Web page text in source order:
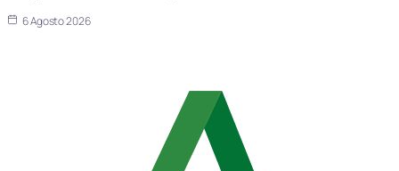
6 Agosto 2026